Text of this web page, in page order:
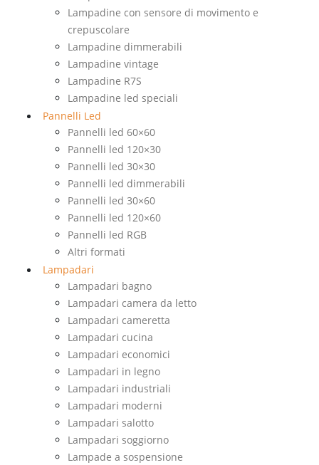
Lampadine con sensore di movimento e
crepuscolare
Lampadine dimmerabili
Lampadine vintage
Lampadine R7S
Lampadine led speciali
Pannelli Led
Pannelli led 60×60
Pannelli led 120×30
Pannelli led 30×30
Pannelli led dimmerabili
Pannelli led 30×60
Pannelli led 120×60
Pannelli led RGB
Altri formati
Lampadari
Lampadari bagno
Lampadari camera da letto
Lampadari cameretta
Lampadari cucina
Lampadari economici
Lampadari in legno
Lampadari industriali
Lampadari moderni
Lampadari salotto
Lampadari soggiorno
Lampade a sospensione